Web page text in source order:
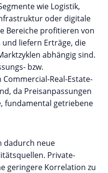
wie Logistik,
oder digitale
Bereiche profitieren von
liefern Erträge, die
abhängig sind.
bzw.
Real-Estate-
da Preisanpassungen
fundamental getriebene
dadurch neue
Private-
geringere Korrelation zu